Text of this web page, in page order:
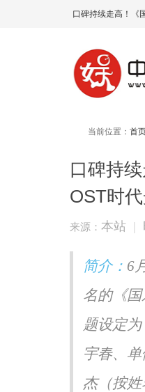
口碑持续走高！《
当前位置： 首
口碑持
OST时
来源： 本站 |
简介： 6
名的《
题设定
宇春、
杰（按
生不息·华流季》展专业
Simon》突破性唱功获赞